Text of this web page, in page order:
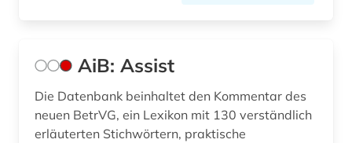
debatte (1)
demographie (1)
design (5)
AiB: Assist
Die Datenbank beinhaltet den Kommentar des
neuen BetrVG, ein Lexikon mit 130 verständlich
erläuterten Stichwörtern, praktische